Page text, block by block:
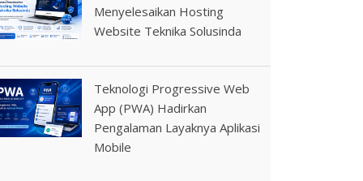
Menyelesaikan Hosting
Website Teknika Solusinda
Teknologi Progressive Web
App (PWA) Hadirkan
Pengalaman Layaknya Aplikasi
Mobile